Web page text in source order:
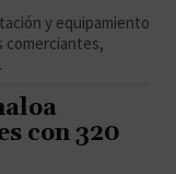
y equipamiento
comerciantes,
con 320